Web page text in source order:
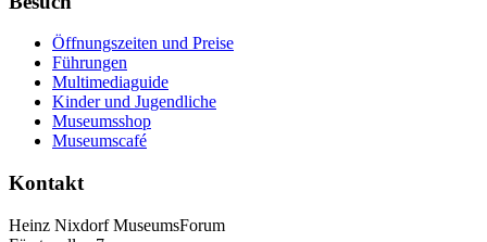
Öffnungszeiten und Preise
Führungen
Multimediaguide
Kinder und Jugendliche
Museumsshop
Museumscafé
Kontakt
Heinz Nixdorf MuseumsForum